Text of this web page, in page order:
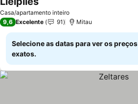
Casa/apartamento inteiro
Ver preços
9,6 Excelente 91 Mitau
Selecione as datas para ver os preços
exatos.